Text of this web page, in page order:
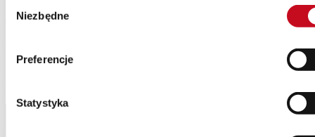
zgody
Niezbędne
Preferencje
Statystyka
Znajdź osobę kontaktową
plików cookie.